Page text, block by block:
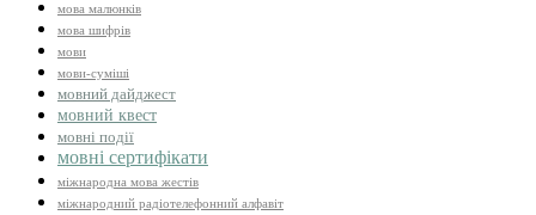
мова малюнків
мова шифрів
мови
мови-суміші
мовний дайджест
мовний квест
мовні події
мовні сертифікати
міжнародна мова жестів
міжнародний радіотелефонний алфавіт